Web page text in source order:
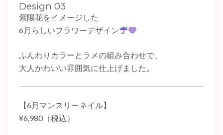
Design 03
紫陽花をイメージした
6月らしいフラワーデザイン
ふんわりカラーとラメの組み合わせで、
大人かわいい雰囲気に仕上げました。
【6月マンスリーネイル】
¥6,980（税込）